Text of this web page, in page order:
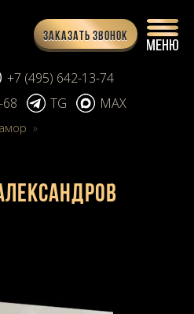
Заказать звонок
collection.ru
+7 (495) 642-13-74
TG MAX
»